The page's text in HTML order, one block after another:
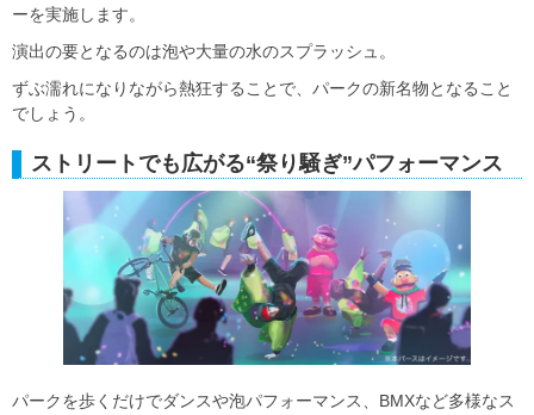
ーを実施します。
演出の要となるのは泡や大量の水のスプラッシュ。
ずぶ濡れになりながら熱狂することで、パークの新名物となること
でしょう。
ストリートでも広がる“祭り騒ぎ”パフォーマンス
パークを歩くだけでダンスや泡パフォーマンス、BMXなど多様なス